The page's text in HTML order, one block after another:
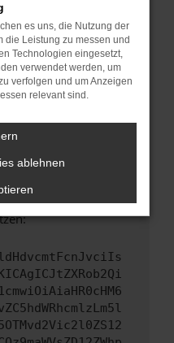
neuesten Stand
nur ein
kann auch dazu
nicht mehr
Schritte versucht
Wir werden
beheben. Du kannst
um uns bei der
es uns, die Nutzung der
die Leistung zu messen und
Technologien eingesetzt,
verwendet werden, um
verfolgen und um Anzeigen
relevant sind.
ablehnen